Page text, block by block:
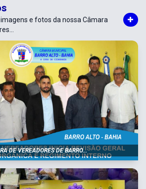
e fotos da nossa Câmara
DE VEREADORES DE BARRO...